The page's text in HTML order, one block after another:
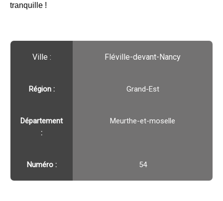
tranquille !
Ville :️ Fléville-devant-Nancy
Région :️ Grand-Est
Département
:
Meurthe-et-moselle
Numéro : 54